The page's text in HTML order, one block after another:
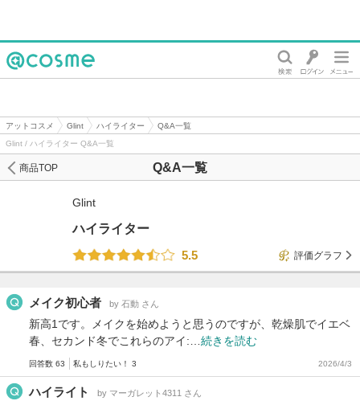
アットコスメ Glint ハイライター
Q&A一覧
Glint / ハイライター Q&A一覧
Q&A一覧
商品TOP
Glint
ハイライター
5.5
評価グラフ
メイク初心者 by 石動 さん
新高1です。メイクを始めようと思うのですが、乾燥肌でイエベ
春、セカンド冬でこれらのアイ:… 続きを読む
回答数 63 私もしりたい！ 3 2026/4/3
ハイライト by マーガレット4311 さん